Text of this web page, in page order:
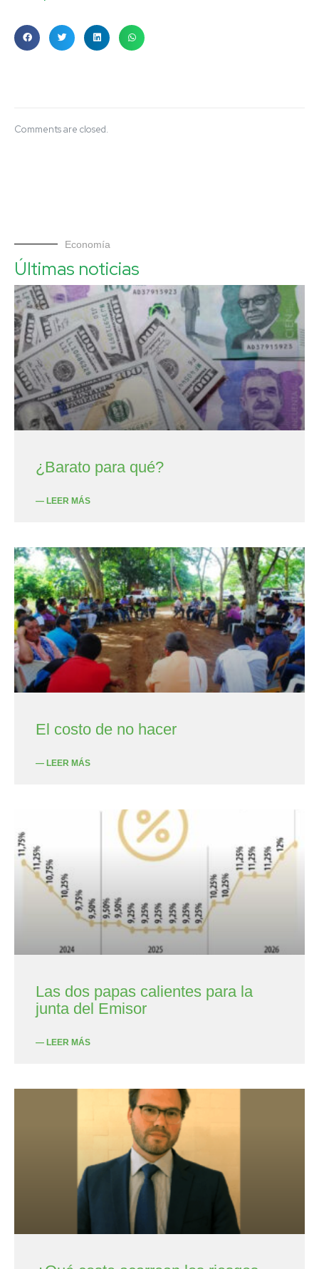
Comments are closed.
Economía
Últimas noticias
¿Barato para qué?
— LEER MÁS
El costo de no hacer
— LEER MÁS
Las dos papas calientes para la
junta del Emisor
— LEER MÁS